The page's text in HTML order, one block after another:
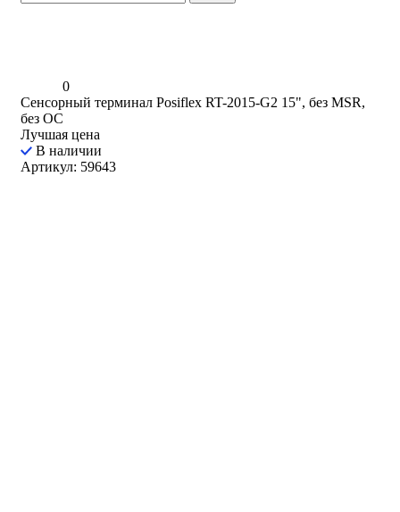
0
Сенсорный терминал Posiflex RT-2015-G2 15", без MSR,
без ОС
Лучшая цена
В наличии
Артикул: 59643